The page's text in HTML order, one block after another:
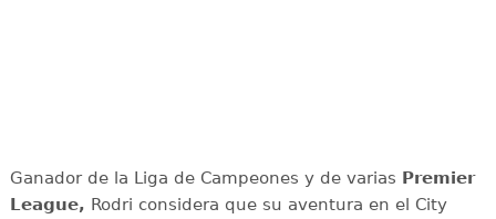
Ganador de la Liga de Campeones y de varias Premier
League, Rodri considera que su aventura en el City